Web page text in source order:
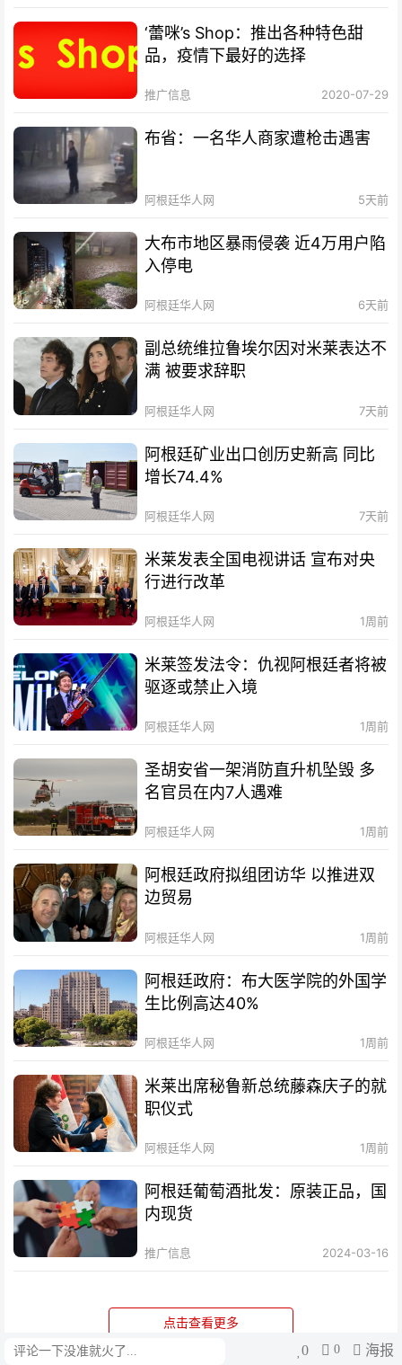
评论 0 0 海报
‘蕾咪’s Shop：推出各种特色甜
品，疫情下最好的选择
推广信息 2020-07-29
布省：一名华人商家遭枪击遇害
阿根廷华人网 5天前
大布市地区暴雨侵袭 近4万用户陷
入停电
阿根廷华人网 6天前
副总统维拉鲁埃尔因对米莱表达不
满 被要求辞职
阿根廷华人网 7天前
阿根廷矿业出口创历史新高 同比
增长74.4%
阿根廷华人网 7天前
米莱发表全国电视讲话 宣布对央
行进行改革
阿根廷华人网 1周前
米莱签发法令：仇视阿根廷者将被
驱逐或禁止入境
阿根廷华人网 1周前
圣胡安省一架消防直升机坠毁 多
名官员在内7人遇难
阿根廷华人网 1周前
阿根廷政府拟组团访华 以推进双
边贸易
阿根廷华人网 1周前
阿根廷政府：布大医学院的外国学
生比例高达40%
阿根廷华人网 1周前
米莱出席秘鲁新总统藤森庆子的就
职仪式
阿根廷华人网 1周前
阿根廷葡萄酒批发：原装正品，国
内现货
推广信息 2024-03-16
点击查看更多